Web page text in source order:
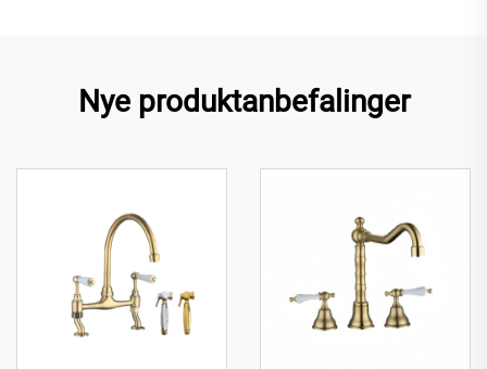
Nye produktanbefalinger